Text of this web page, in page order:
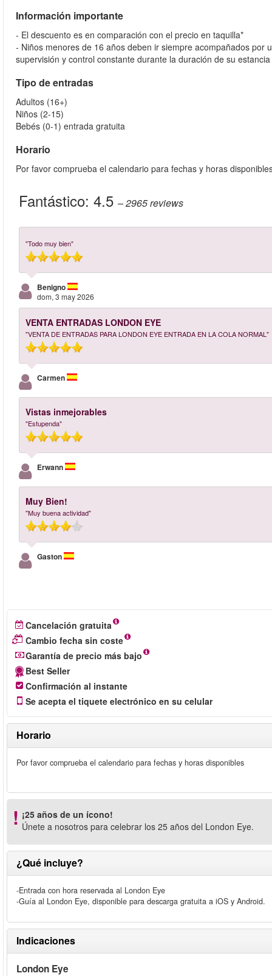
Información importante
- El descuento es en comparación con el precio en taquilla*
- Niños menores de 16 años deben ir siempre acompañados
supervisión y control constante durante la duración de su
Tipo de entradas
Adultos (16+)
Niños (2-15)
Bebés (0-1) entrada gratuita
Horario
Por favor comprueba el calendario para fechas y horas
Fantástico: 4.5 – 2965reviews
"Todo muy bien"
Benigno
dom, 3 may 2026
VENTA ENTRADAS LONDON EYE
"VENTA DE ENTRADAS PARA LONDON EYE ENTRADA EN LA COLA NORMAL"
Carmen
Vistas inmejorables
"Estupenda"
Erwann
Muy Bien!
"Muy buena actividad"
Gaston
Cancelación gratuita
Cambio fecha sin coste
Garantía de precio más bajo
Best Seller
Confirmación al instante
Se acepta el tiquete electrónico en su celular
Horario
Por favor comprueba el calendario para fechas y horas disponibles
¡25 años de un ícono!
Únete a nosotros para celebrar los 25 años del London Eye.
¿Qué incluye?
-Entrada con hora reservada al London Eye
-Guía al London Eye, disponible para descarga gratuita a iOS y Android.
Indicaciones
London Eye